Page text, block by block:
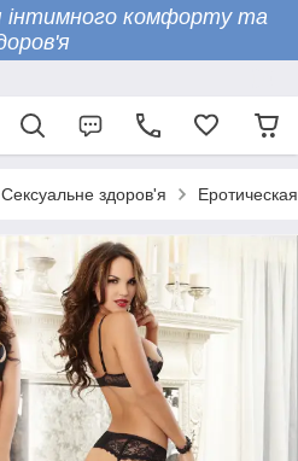
інтимного комфорту та
Сексуальне здоров'я